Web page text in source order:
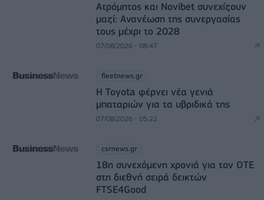
Ατρόμητος και Novibet συνεχίζουν
μαζί: Ανανέωση της συνεργασίας
τους μέχρι το 2028
07/08/2026 - 08:47
fleetnews.gr
Η Toyota φέρνει νέα γενιά
μπαταριών για τα υβριδικά της
07/08/2026 - 05:22
csrnews.gr
18η συνεχόμενη χρονιά για τον ΟΤΕ
στη διεθνή σειρά δεικτών
FTSE4Good